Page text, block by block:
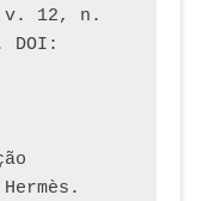
v. 12, n.
DOI: